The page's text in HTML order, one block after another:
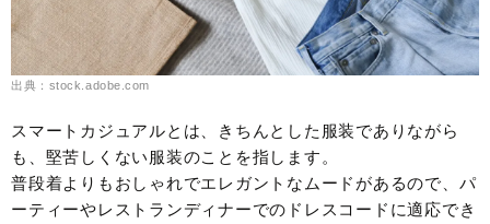
出典：stock.adobe.com
スマートカジュアルとは、きちんとした服装でありながら
も、堅苦しくない服装のことを指します。
普段着よりもおしゃれでエレガントなムードがあるので、パ
ーティーやレストランディナーでのドレスコードに適応でき